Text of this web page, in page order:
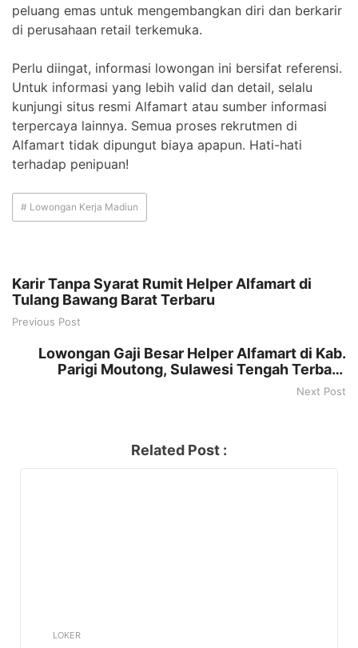
peluang emas untuk mengembangkan diri dan berkarir
di perusahaan retail terkemuka.
Perlu diingat, informasi lowongan ini bersifat referensi.
Untuk informasi yang lebih valid dan detail, selalu
kunjungi situs resmi Alfamart atau sumber informasi
terpercaya lainnya. Semua proses rekrutmen di
Alfamart tidak dipungut biaya apapun. Hati-hati
terhadap penipuan!
# Lowongan Kerja Madiun
Karir Tanpa Syarat Rumit Helper Alfamart di
Tulang Bawang Barat Terbaru
Previous Post
Lowongan Gaji Besar Helper Alfamart di Kab.
Parigi Moutong, Sulawesi Tengah Terbaru
Tahun 2025
Next Post
Related Post :
LOKER